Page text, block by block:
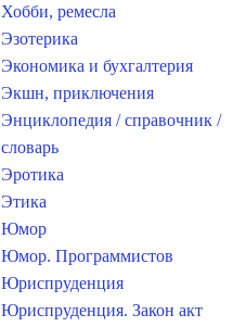
Хобби, ремесла
Эзотерика
Экономика и бухгалтерия
Экшн, приключения
Энциклопедия / справочник /
словарь
Эротика
Этика
Юмор
Юмор. Программистов
Юриспруденция
Юриспруденция. Закон акт